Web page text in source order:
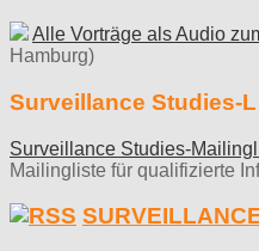
Alle Vorträge als Audio
Hamburg)
Surveillance Studies-L
Surveillance Studies-
Mailingliste für qualifizierte